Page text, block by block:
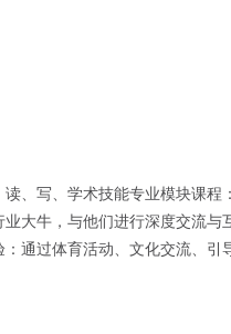
、写、学术技能专业模块课程
大牛，与他们进行深度交流与
通过体育活动、文化交流、引